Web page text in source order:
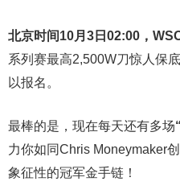
北京时间10月3日02:00，
系列赛最高2,500W刀惊人保
以报名。
最棒的是，现在每天还有多场
力你如同Chris Moneymaker
象征性的冠军金手链！